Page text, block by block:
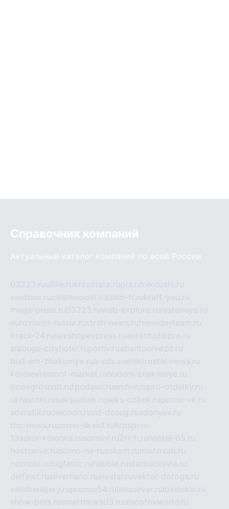
Справочник компаний
Актуальный каталог компаний по всей России
03223.ruufille.rukrasotata.ruprazdnikdushi.ru
veetbox.rucinemapost.ruciam-fr.rukraft-you.ru
mega-press.ru03223.ruweb-explore.ru rastenuya.ru
eurovision-russia.rustrah-news.rufreeride-team.ru
itrack-24.rusexshopexpress.ruautostudiopro.ru
alabuga-cityhotel.rupornv.ruatlantpereezd.ru
bud-em-znakomye.rua-cdc.ruelektrostal-news.ru
korolevremont-market.rubudem-znakomye.ru
oooagrosnab.rufpodaso.ruemfire.rupro-otdelky.ru
ukrasotki.ruseksuzbek.ruseks-uzbek.ruporno-vk.ru
sovratili.ruolecoon.ruvd-dosug.ruadonyev.ru
rbc-news.ruporno-skvirt.rukrospr.ru
13autor-kolonka.rusormol.ru2rich.ru hostel-65.ru
hostserve.ruporno-na-russkom.ru mishinlab.ru
neznobi.rubigfatcc.ru habble.rustarbucksvia.ru
delfinet.rusilvernano.ruelestal.ruvektor-doroga.ru
velotrenajery.rupronso54.ru lenasever.ru lovinskix.ru
show-pets.rusmartnews03.rudiscofoxworld.ru